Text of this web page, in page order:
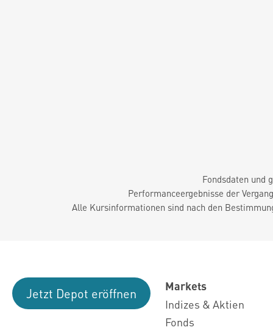
Fondsdaten und
Performanceergebnisse der
Alle Kursinformationen sind nach den
Jetzt Depot eröffnen
Markets
Indizes & Aktien
Fonds